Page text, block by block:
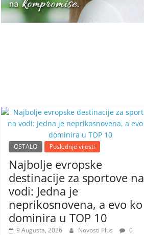
OSTALO Poslednje vijesti
Najbolje evropske
destinacije za sportove na
vodi: Jedna je
neprikosnovena, a evo ko
dominira u TOP 10
9 Augusta, 2026 Novosti Plus
0